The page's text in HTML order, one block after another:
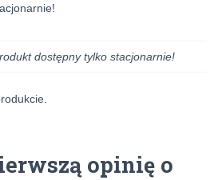
dostępny tylko stacjonarnie!
opinię o